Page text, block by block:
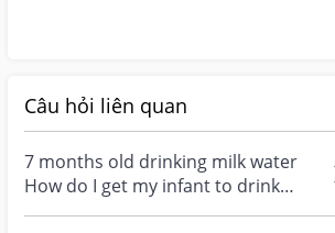
Câu hỏi liên quan
7 months old drinking milk water
How do I get my infant to drink
water? As if doesn’t drink it at a...